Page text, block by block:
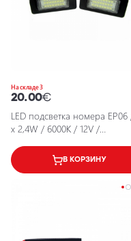
На складе 3
20.00€
LED подсветка номера
x 2,4W / 6000K / 12V /
В КОРЗИНУ